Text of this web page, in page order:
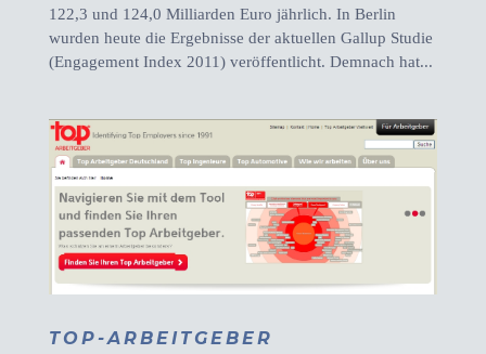
122,3 und 124,0 Milliarden Euro jährlich. In Berlin
wurden heute die Ergebnisse der aktuellen Gallup Studie
(Engagement Index 2011) veröffentlicht. Demnach hat...
TOP-ARBEITGEBER